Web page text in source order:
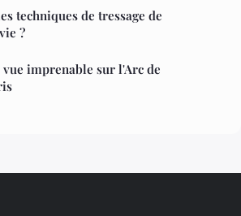
techniques de tressage de
?
vue imprenable sur l'Arc de